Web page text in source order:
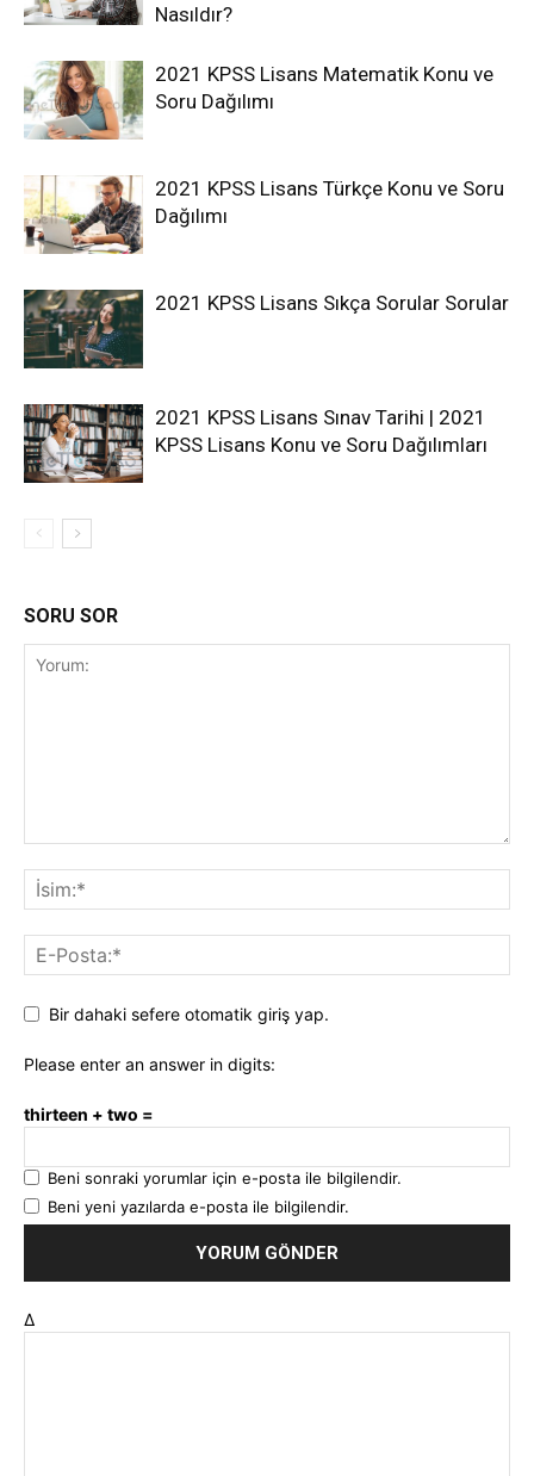
Nasıldır?
2021 KPSS Lisans Matematik Konu ve
Soru Dağılımı
2021 KPSS Lisans Türkçe Konu ve Soru
Dağılımı
2021 KPSS Lisans Sıkça Sorular Sorular
2021 KPSS Lisans Sınav Tarihi | 2021
KPSS Lisans Konu ve Soru Dağılımları
SORU SOR
Bir dahaki sefere otomatik giriş yap.
Please enter an answer in digits:
thirteen + two =
Beni sonraki yorumlar için e-posta ile bilgilendir.
Beni yeni yazılarda e-posta ile bilgilendir.
Δ